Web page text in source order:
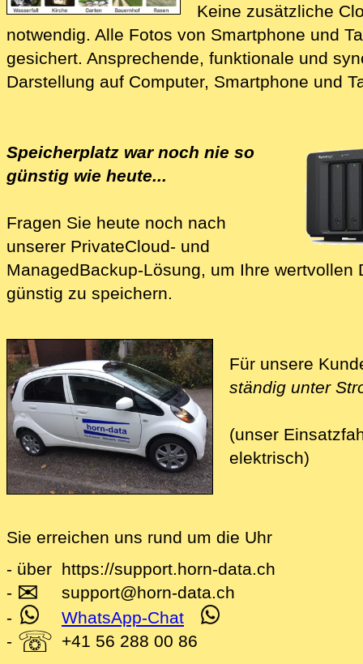
Keine zusätzliche
notwendig. Alle Fotos von Smartphone und
gesichert. Ansprechende, funktionale und
Darstellung auf Computer, Smartphone und
Speicherplatz war noch nie so
günstig wie heute...
Fragen Sie heute noch nach
unserer PrivateCloud- und
Mana‍ged­Backup-Lösung, um Ihre wertvollen
günstig zu speichern.
Für unsere
ständig unter
(unser
elektrisch)
Sie erreichen uns rund um die Uhr
- über https://support.horn-data.ch
- ✉ support.beitraege
@horn-data.ch
-
WhatsApp-Chat
- ☏ +41 56 288 00 86